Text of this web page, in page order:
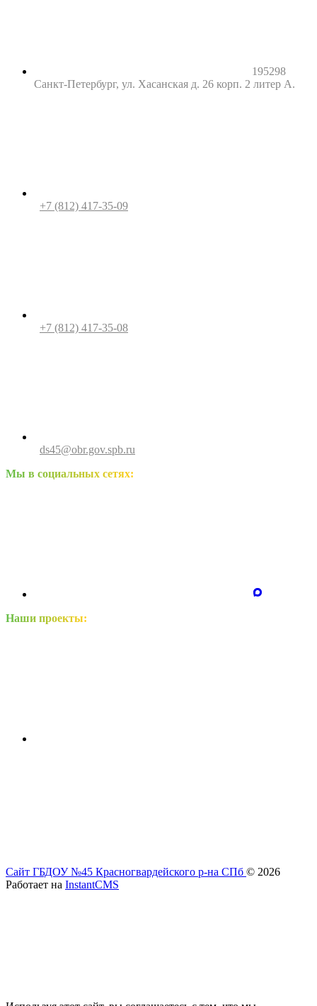
195298
Санкт-Петербург, ул. Хасанская д. 26 корп. 2 литер А.
+7 (812) 417-35-09
+7 (812) 417-35-08
ds45@obr.gov.spb.ru
Мы в социальных сетях:
Наши проекты:
Сайт ГБДОУ №45 Красногвардейского р-на СПб © 2026
Работает на InstantCMS